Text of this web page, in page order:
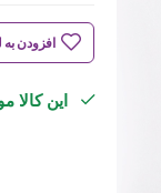
افزودن
این کالا